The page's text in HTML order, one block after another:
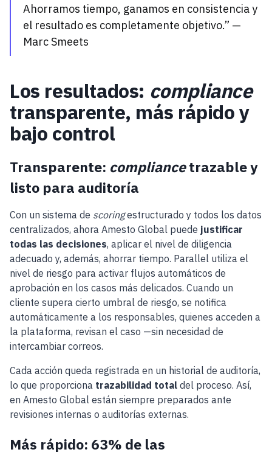
Ahorramos tiempo, ganamos en consistencia y
el resultado es completamente objetivo.” —
Marc Smeets
Los resultados: compliance
transparente, más rápido y
bajo control
Transparente: compliancetrazable y
listo para auditoría
Con un sistema de scoringestructurado y todos los datos
centralizados, ahora Amesto Global puede justificar
todas las decisiones, aplicar el nivel de diligencia
adecuado y, además, ahorrar tiempo. Parallel utiliza el
nivel de riesgo para activar flujos automáticos de
aprobación en los casos más delicados. Cuando un
cliente supera cierto umbral de riesgo, se notifica
automáticamente a los responsables, quienes acceden a
la plataforma, revisan el caso —sin necesidad de
intercambiar correos.
Cada acción queda registrada en un historial de auditoría,
lo que proporciona trazabilidad total del proceso. Así,
en Amesto Global están siempre preparados ante
revisiones internas o auditorías externas.
Más rápido: 63% de las